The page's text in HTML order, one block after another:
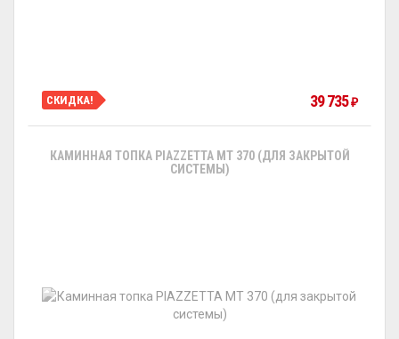
СКИДКА! 39 735 ₽
КАМИННАЯ ТОПКА PIAZZETTA MT 370 (ДЛЯ ЗАКРЫТОЙ
СИСТЕМЫ)